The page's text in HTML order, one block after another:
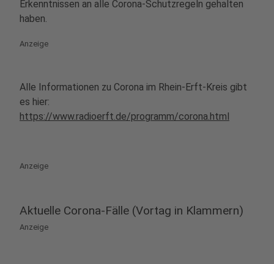
Erkenntnissen an alle Corona-Schutzregeln gehalten
haben.
Anzeige
Alle Informationen zu Corona im Rhein-Erft-Kreis gibt
es hier:
https://www.radioerft.de/programm/corona.html
Anzeige
Aktuelle Corona-Fälle (Vortag in Klammern)
Anzeige